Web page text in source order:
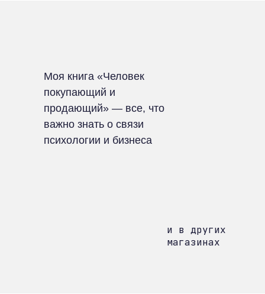
Моя книга «Человек
покупающий и
продающий» — все, что
важно знать о связи
психологии и бизнеса
и в других
магазинах